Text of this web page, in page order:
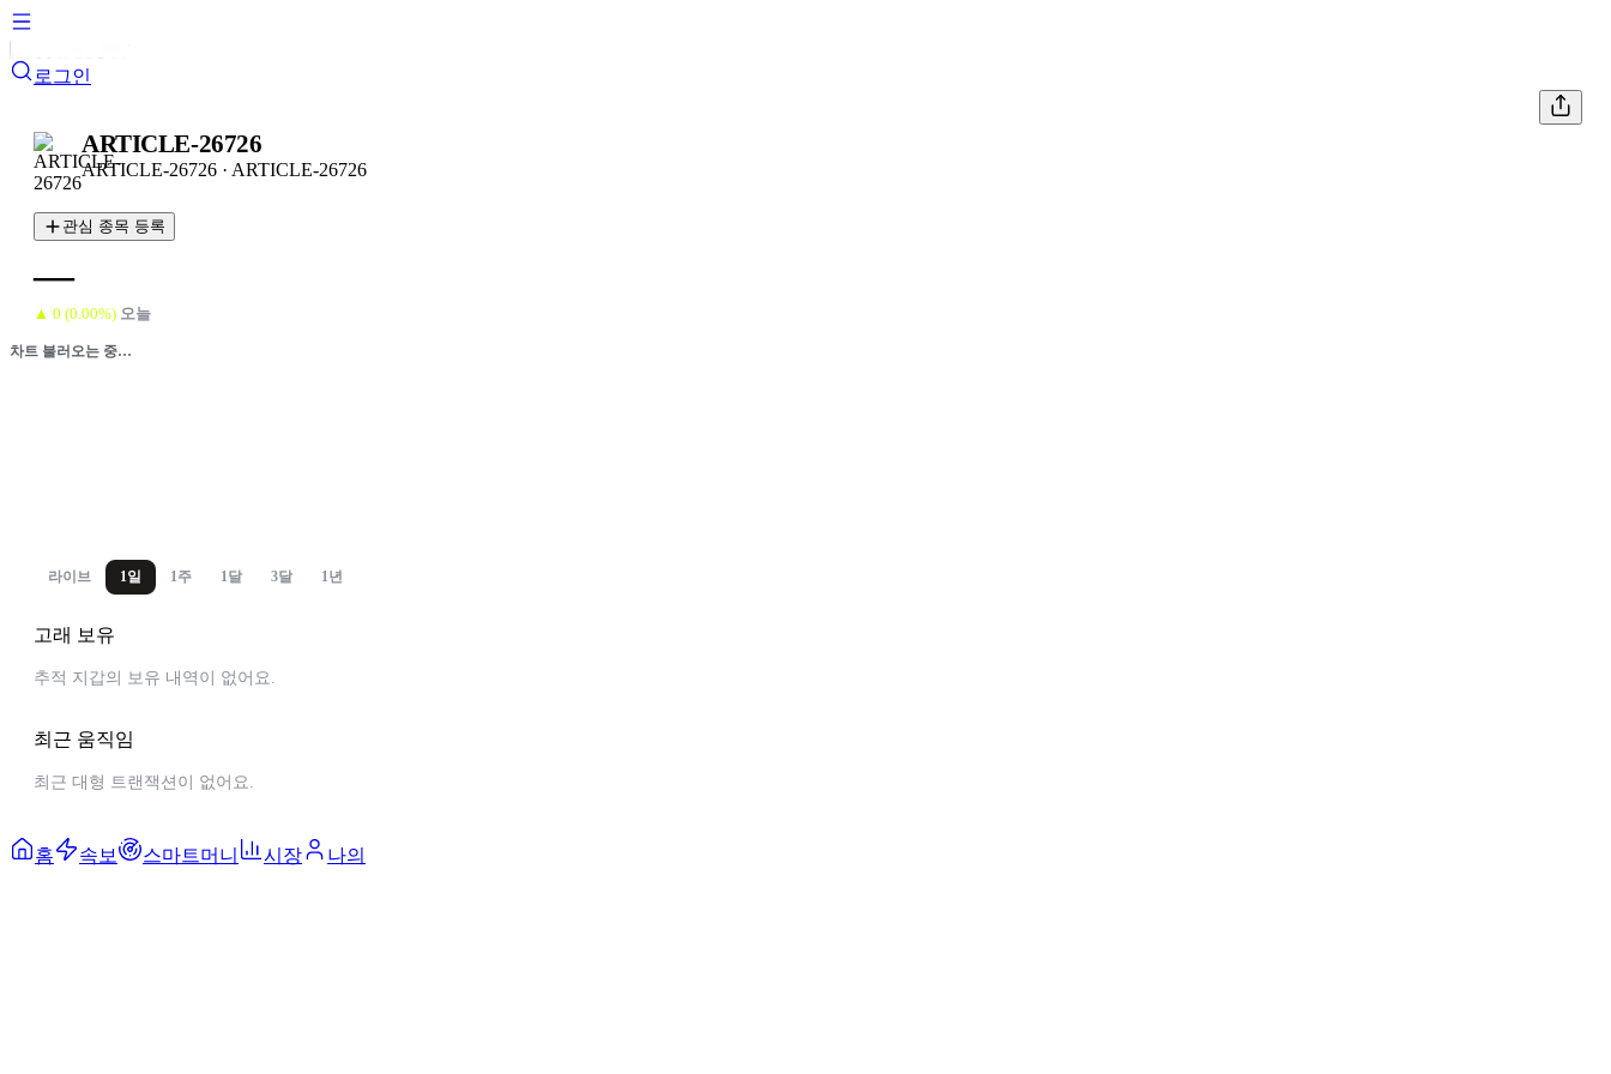
로그인
ARTICLE-26726
ARTICLE-26726 · ARTICLE-26726
관심 종목 등록
—
▲ 0 (0.00%) 오늘
차트 불러오는 중…
라이브 1일 1주 1달 3달 1년
고래 보유
추적 지갑의 보유 내역이 없어요.
최근 움직임
최근 대형 트랜잭션이 없어요.
홈 속보 스마트머니 시장 나의